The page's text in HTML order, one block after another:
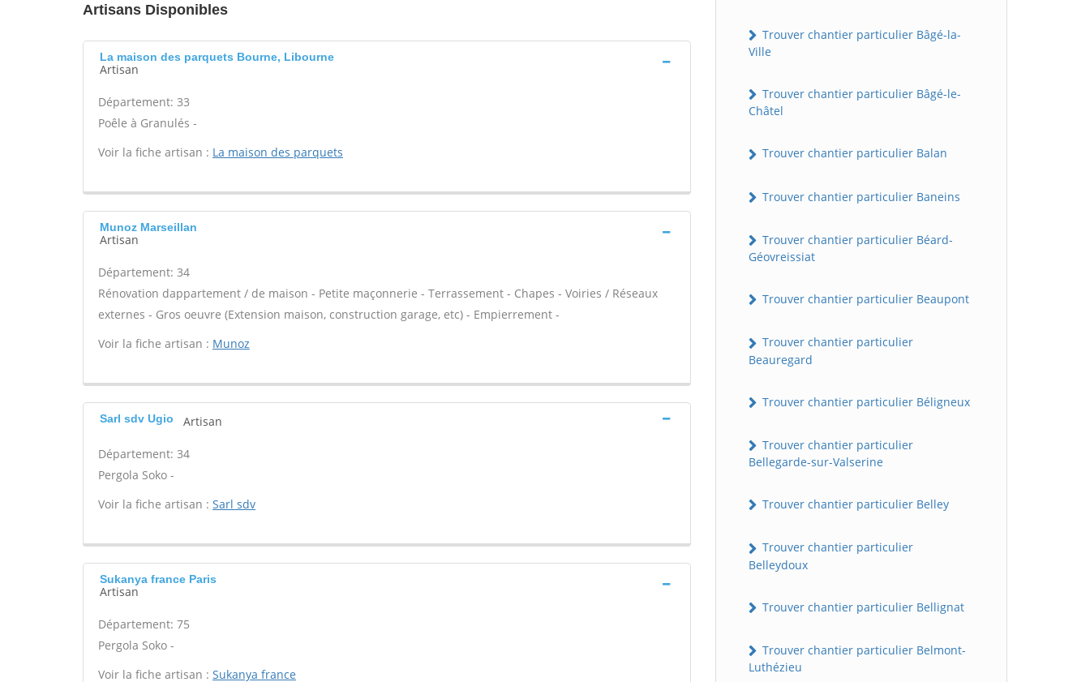
Artisans Disponibles
La maison des parquets Bourne, Libourne
Artisan
Département: 33
Poêle à Granulés -
Voir la fiche artisan : La maison des parquets
Munoz Marseillan
Artisan
Département: 34
Rénovation dappartement / de maison - Petite maçonnerie - Terrassement - Chapes - Voiries / Réseaux
externes - Gros oeuvre (Extension maison, construction garage, etc) - Empierrement -
Voir la fiche artisan : Munoz
Sarl sdv Ugio Artisan
Département: 34
Pergola Soko -
Voir la fiche artisan : Sarl sdv
Sukanya france Paris
Artisan
Département: 75
Pergola Soko -
Voir la fiche artisan : Sukanya france
Trouver chantier particulier Bâgé-la-
Ville
Trouver chantier particulier Bâgé-le-
Châtel
Trouver chantier particulier Balan
Trouver chantier particulier Baneins
Trouver chantier particulier Béard-
Géovreissiat
Trouver chantier particulier Beaupont
Trouver chantier particulier
Beauregard
Trouver chantier particulier Béligneux
Trouver chantier particulier
Bellegarde-sur-Valserine
Trouver chantier particulier Belley
Trouver chantier particulier
Belleydoux
Trouver chantier particulier Bellignat
Trouver chantier particulier Belmont-
Luthézieu